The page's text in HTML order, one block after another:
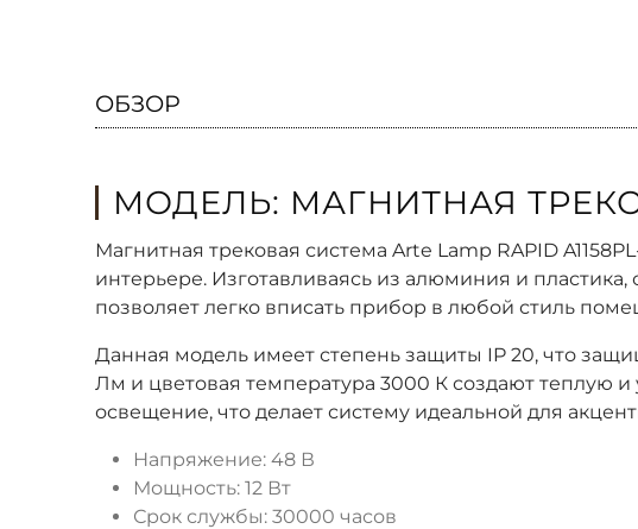
ОБЗОР
МОДЕЛЬ: МАГНИТНАЯ
Магнитная трековая система Arte Lamp RAPID
интерьере. Изготавливаясь из алюминия и
позволяет легко вписать прибор в любой стиль
Данная модель имеет степень защиты IP 20, что
Лм и цветовая температура 3000 К создают теплую
освещение, что делает систему идеальной для
Напряжение: 48 В
Мощность: 12 Вт
Срок службы: 30000 часов